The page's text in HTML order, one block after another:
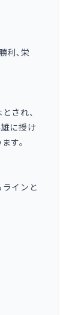
利､栄
され、
に授け
す。
インと